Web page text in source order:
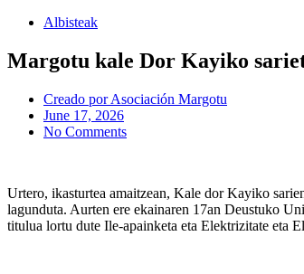
Albisteak
Margotu kale Dor Kayiko
Creado porAsociación Margotu
June 17, 2026
No Comments
Urtero, ikasturtea amaitzean, Kale dor Kayiko
lagunduta. Aurten ere ekainaren 17an Deustuko
titulua lortu dute Ile-apainketa eta Elektrizitate